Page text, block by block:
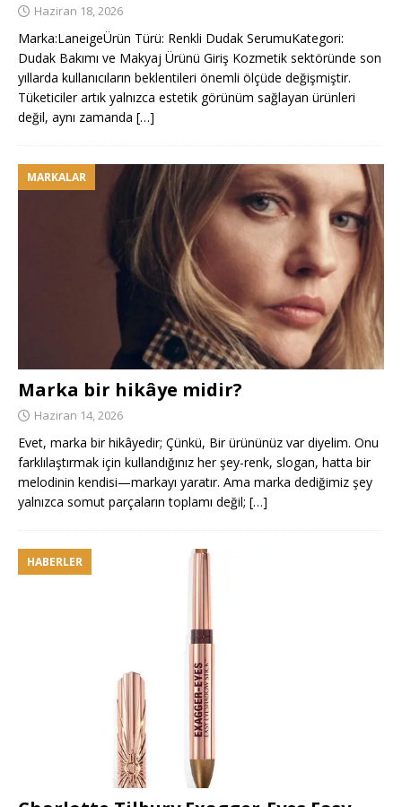
Haziran 18, 2026
Marka:LaneigeÜrün Türü: Renkli Dudak SerumuKategori:
Dudak Bakımı ve Makyaj Ürünü Giriş Kozmetik sektöründe son
yıllarda kullanıcıların beklentileri önemli ölçüde değişmiştir.
Tüketiciler artık yalnızca estetik görünüm sağlayan ürünleri
değil, aynı zamanda […]
MARKALAR
Marka bir hikâye midir?
Haziran 14, 2026
Evet, marka bir hikâyedir; Çünkü, Bir ürününüz var diyelim. Onu
farklılaştırmak için kullandığınız her şey-renk, slogan, hatta bir
melodinin kendisi—markayı yaratır. Ama marka dediğimiz şey
yalnızca somut parçaların toplamı değil; […]
HABERLER